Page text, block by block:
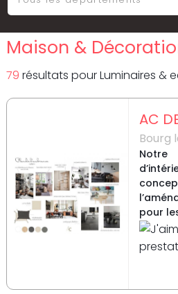
Maison &
79 résultats pourLuminaires &
AC
Bourg
Notre
pour